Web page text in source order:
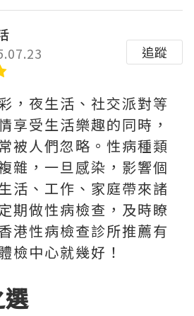
追蹤
，夜生活、社交派對等
享受生活樂趣的同時，
被人們忽略。性病種類
雜，一旦感染，影響個
活、工作、家庭帶來諸
期做性病檢查，及時瞭
港性病檢查診所推薦有
檢中心就幾好！